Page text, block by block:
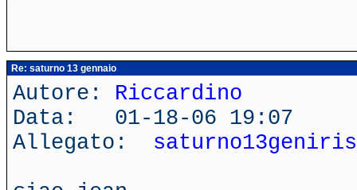
Re: saturno 13 gennaio
Autore: Riccardino
Data: 01-18-06 19:07
Allegato: